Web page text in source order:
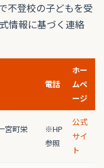
不登校の子どもを受
情報に基づく連絡
電話
ホー
ムペ
ージ
宮町栄
※HP
参照
公式
サイ
ト